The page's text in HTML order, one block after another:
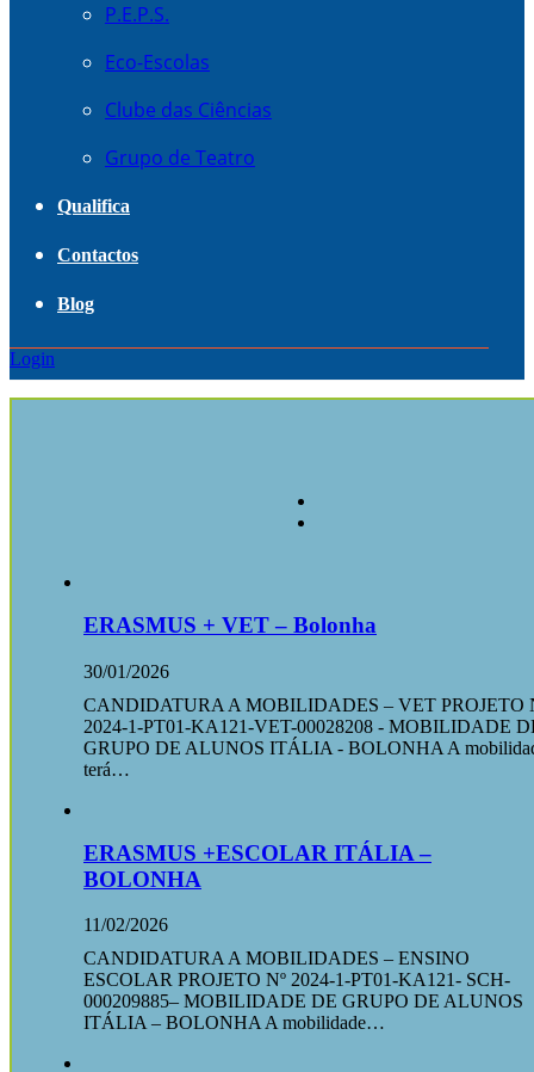
P.E.P.S.
Eco-Escolas
Clube das Ciências
Grupo de Teatro
Qualifica
Contactos
Blog
Login
ERASMUS + VET – Bolonha
30/01/2026
CANDIDATURA A MOBILIDADES – VET PROJETO
2024-1-PT01-KA121-VET-00028208 - MOBILIDADE
GRUPO DE ALUNOS ITÁLIA - BOLONHA A
terá…
ERASMUS +ESCOLAR ITÁLIA –
BOLONHA
11/02/2026
CANDIDATURA A MOBILIDADES – ENSINO
ESCOLAR PROJETO Nº 2024-1-PT01-KA121- SCH-
000209885– MOBILIDADE DE GRUPO DE ALUNOS
ITÁLIA – BOLONHA A mobilidade…